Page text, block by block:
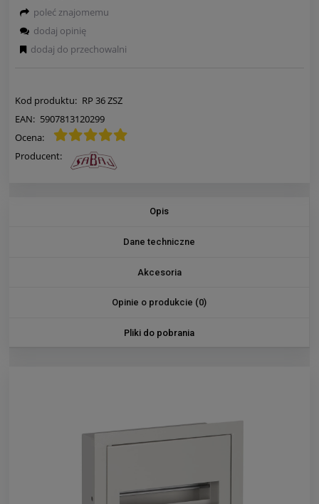
Kod produktu: RP 36 ZSZ
EAN: 5907813120299
Ocena:
Producent:
poleć znajomemu
dodaj opinię
dodaj do przechowalni
Opis
Dane techniczne
Akcesoria
Opinie o produkcie (0)
Pliki do pobrania